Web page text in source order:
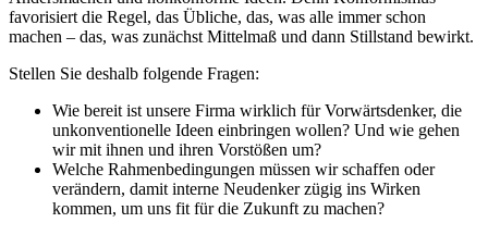
favorisiert die Regel, das Übliche, das, was alle immer schon
machen – das, was zunächst Mittelmaß und dann Stillstand bewirkt.
Stellen Sie deshalb folgende Fragen:
Wie bereit ist unsere Firma wirklich für Vorwärtsdenker, die
unkonventionelle Ideen einbringen wollen? Und wie gehen
wir mit ihnen und ihren Vorstößen um?
Welche Rahmenbedingungen müssen wir schaffen oder
verändern, damit interne Neudenker zügig ins Wirken
kommen, um uns fit für die Zukunft zu machen?